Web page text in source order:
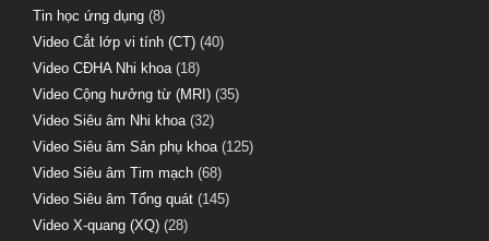
Tin học ứng dụng (8)
Video Cắt lớp vi tính (CT) (40)
Video CĐHA Nhi khoa(18)
Video Cộng hưởng từ (MRI) (35)
Video Siêu âm Nhi khoa(32)
Video Siêu âm Sản phụ khoa(125)
Video Siêu âm Tim mạch (68)
Video Siêu âm Tổng quát (145)
Video X-quang (XQ) (28)